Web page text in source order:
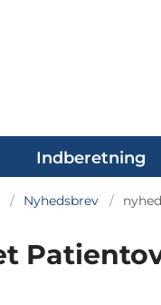
Indberetning
Nyhedsbrev